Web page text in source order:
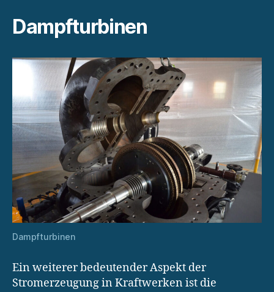
Dampfturbinen
Dampfturbinen
Ein weiterer bedeutender Aspekt der
Stromerzeugung in Kraftwerken ist die